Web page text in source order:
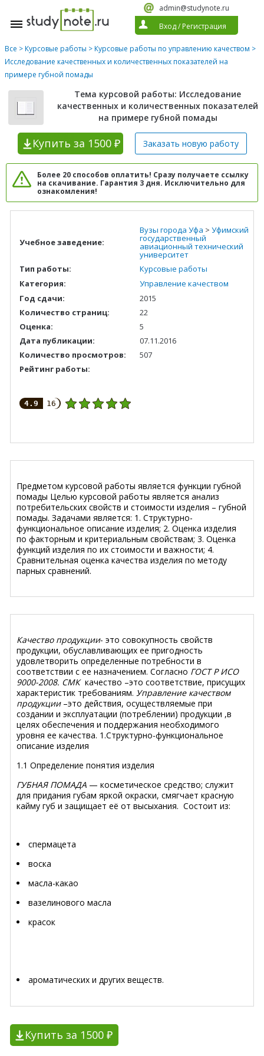
admin@studynote.ru
Вход/ Регистрация
Все >Курсовые работы >Курсовые работы по управлению качеством >
Исследование качественных и количественных показателей на
примере губной помады
Тема курсовой работы: Исследование
качественных и количественных показателей
на примере губной помады
Купить за 1500 ₽ Заказать новую работу
Более 20 способов оплатить! Сразу получаете ссылку
на скачивание. Гарантия 3 дня. Исключительно для
ознакомления!
Учебное заведение:
Вузы города Уфа > Уфимский
государственный
авиационный технический
университет
Тип работы:
Курсовые работы
Категория:
Управление качеством
Год сдачи:
2015
Количество страниц:
22
Оценка:
5
Дата публикации:
07.11.2016
Количество просмотров:
507
Рейтинг работы:
4.9 16
Предметом курсовой работы является функции губной
помады Целью курсовой работы является анализ
потребительских свойств и стоимости изделия – губной
помады. Задачами является: 1. Структурно-
функциональное описание изделия; 2. Оценка изделия
по факторным и критериальным свойствам; 3. Оценка
функций изделия по их стоимости и важности; 4.
Сравнительная оценка качества изделия по методу
парных сравнений.
Качество продукции- это совокупность свойств
продукции, обуславливающих ее пригодность
удовлетворить определенные потребности в
соответствии с ее назначением. Согласно ГОСТ Р ИСО
9000-2008. СМКкачество –это соответствие, присущих
характеристик требованиям. Управление качеством
продукции–это действия, осуществляемые при
создании и эксплуатации (потреблении) продукции ,в
целях обеспечения и поддержания необходимого
уровня ее качества. 1.Структурно-функциональное
описание изделия
1.1 Определение понятия изделия
ГУБНАЯ ПОМАДА — косметическое средство; служит
для придания губам яркой окраски, смягчает красную
кайму губ и защищает её от высыхания. Состоит из:
спермацета
воска
масла-какао
вазелинового масла
красок
ароматических и других веществ.
Купить за 1500 ₽